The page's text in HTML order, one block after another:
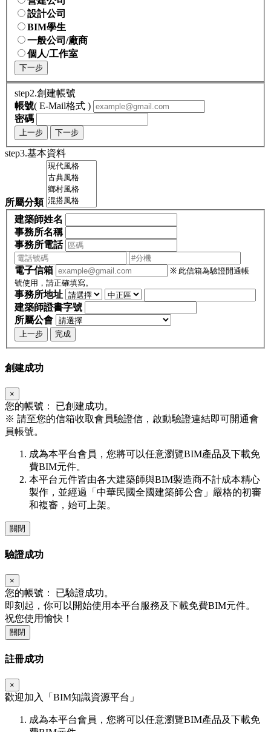
設計公司
BIM學生
一般公司/廠商
個人/工作室
下一步
step2.創建帳號
帳號( E-Mail格式 )
密碼
上一步 下一步
step3.基本資料
所屬分類
建築師姓名
事務所名稱
事務所電話
電子信箱
※ 此信箱為驗證開通帳
號使用，請正確填寫。
事務所地址
建築師證書字號
所屬公會
上一步 完成
創建成功
×
您的帳號：
已創建成功。
※ 請至您的信箱收取會員驗證信，啟動驗證連結即可開通會
員帳號。
成為本平台會員，您將可以任意瀏覽BIM產品及下載免
費BIM元件。
本平台元件皆由各大建築師與BIM製造商不計成本精心
製作，並經過「中華民國全國建築師公會」嚴格的初審
和複審，始可上架。
關閉
驗證成功
×
您的帳號：
已驗證成功。
即刻起，你可以開始使用本平台服務及下載免費BIM元件。
祝您使用愉快！
關閉
註冊成功
×
歡迎加入「 BIM知識資源平台」
成為本平台會員，您將可以任意瀏覽BIM產品及下載免